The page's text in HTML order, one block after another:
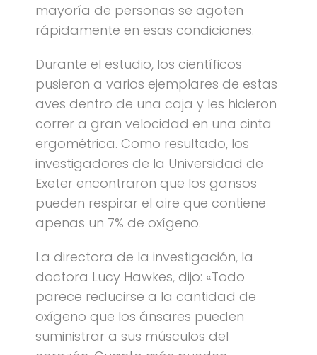
mayoría de personas se agoten
rápidamente en esas condiciones.
Durante el estudio, los científicos
pusieron a varios ejemplares de estas
aves dentro de una caja y les hicieron
correr a gran velocidad en una cinta
ergométrica. Como resultado, los
investigadores de la Universidad de
Exeter encontraron que los gansos
pueden respirar el aire que contiene
apenas un 7% de oxígeno.
La directora de la investigación, la
doctora Lucy Hawkes, dijo: «Todo
parece reducirse a la cantidad de
oxígeno que los ánsares pueden
suministrar a sus músculos del